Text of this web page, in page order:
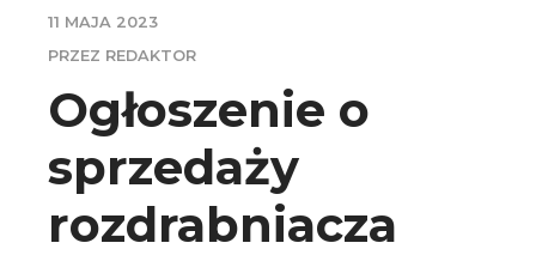
11 MAJA 2023
PRZEZ REDAKTOR
Ogłoszenie o
sprzedaży
rozdrabniacza